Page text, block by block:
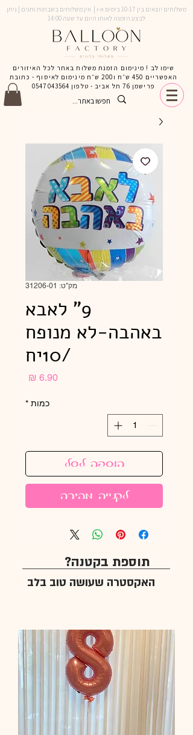
משלוחים יוצאים בין 10-17 בימים א-ו | אין משלוחים בשבתות וחגים | ניתן
לבצע הזמנה לאותו היום עד שעה 14:00
שימו לב ! מינימום הזמנת משלוח באתר לכל האיזורים
האפשריים 450 ש״ח ו200 ש״ח מינימום לאיסוף - כתובת
פרישמן 76 תל אביב - טלפון
0547043564
מק"ט: 31206-01
9" לאבא
באהבה-לא מנופח
/10יח
כמות *
הוספה לסל
לקנייה מהירה
תוספת בקטנה?
האקסטרה שעושה טוב בלב